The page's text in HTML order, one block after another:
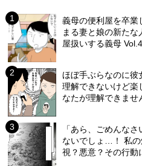
義母の便利屋を卒業
まる妻と娘の新たな
屋扱いする義母
ほぼ手ぶらなのに彼
理解できないけど楽
なたが理解できませ
「あら、ごめんな
ないでしょ…！ 私
視？悪意？その行動